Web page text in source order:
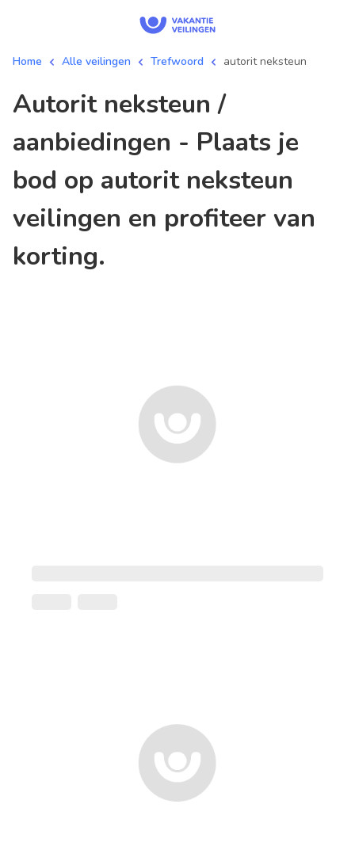
Home Alle veilingen Trefwoord autorit neksteun
autorit neksteun /
aanbiedingen - Plaats je
bod op autorit neksteun
veilingen en profiteer van
korting.